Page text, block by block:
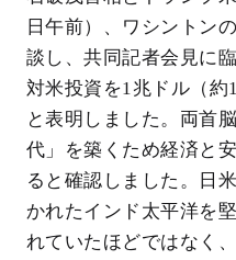
日午前）、ワシントン
談し、共同記者会見に
対米投資を1兆ドル（約
と表明しました。両首
代」を築くため経済と
ると確認しました。日
かれたインド太平洋を
れていたほどではなく